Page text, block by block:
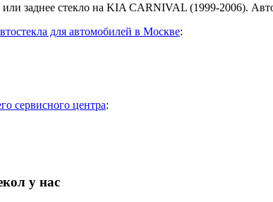
заднее стекло на KIA CARNIVAL (1999-2006).
для автомобилей в Москве:
сервисного центра:
у нас